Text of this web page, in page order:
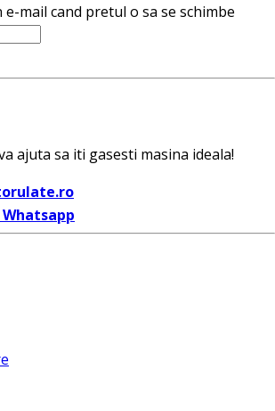
mail cand pretul o sa se schimbe
ajuta sa iti gasesti masina ideala!
Whatsapp